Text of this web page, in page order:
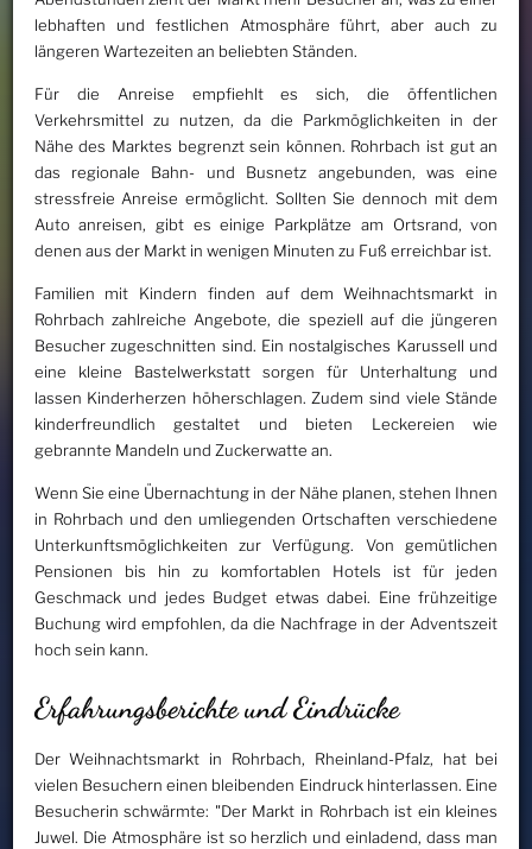
lebhaften und festlichen Atmosphäre führt, aber auch zu
längeren Wartezeiten an beliebten Ständen.
Für die Anreise empfiehlt es sich, die öffentlichen
Verkehrsmittel zu nutzen, da die Parkmöglichkeiten in der
Nähe des Marktes begrenzt sein können. Rohrbach ist gut an
das regionale Bahn- und Busnetz angebunden, was eine
stressfreie Anreise ermöglicht. Sollten Sie dennoch mit dem
Auto anreisen, gibt es einige Parkplätze am Ortsrand, von
denen aus der Markt in wenigen Minuten zu Fuß erreichbar ist.
Familien mit Kindern finden auf dem Weihnachtsmarkt in
Rohrbach zahlreiche Angebote, die speziell auf die jüngeren
Besucher zugeschnitten sind. Ein nostalgisches Karussell und
eine kleine Bastelwerkstatt sorgen für Unterhaltung und
lassen Kinderherzen höherschlagen. Zudem sind viele Stände
kinderfreundlich gestaltet und bieten Leckereien wie
gebrannte Mandeln und Zuckerwatte an.
Wenn Sie eine Übernachtung in der Nähe planen, stehen Ihnen
in Rohrbach und den umliegenden Ortschaften verschiedene
Unterkunftsmöglichkeiten zur Verfügung. Von gemütlichen
Pensionen bis hin zu komfortablen Hotels ist für jeden
Geschmack und jedes Budget etwas dabei. Eine frühzeitige
Buchung wird empfohlen, da die Nachfrage in der Adventszeit
hoch sein kann.
Erfahrungsberichte und Eindrücke
Der Weihnachtsmarkt in Rohrbach, Rheinland-Pfalz, hat bei
vielen Besuchern einen bleibenden Eindruck hinterlassen. Eine
Besucherin schwärmte: "Der Markt in Rohrbach ist ein kleines
Juwel. Die Atmosphäre ist so herzlich und einladend, dass man